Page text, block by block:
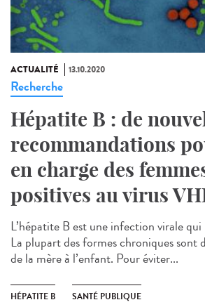
ACTUALITÉ 13.10.2020
Recherche
Hépatite B : de
recommandations
en charge des
positives au virus
L’hépatite B est une infection virale
La plupart des formes chroniques sont
de la mère à l’enfant. Pour éviter...
HÉPATITE B SANTÉ PUBLIQUE